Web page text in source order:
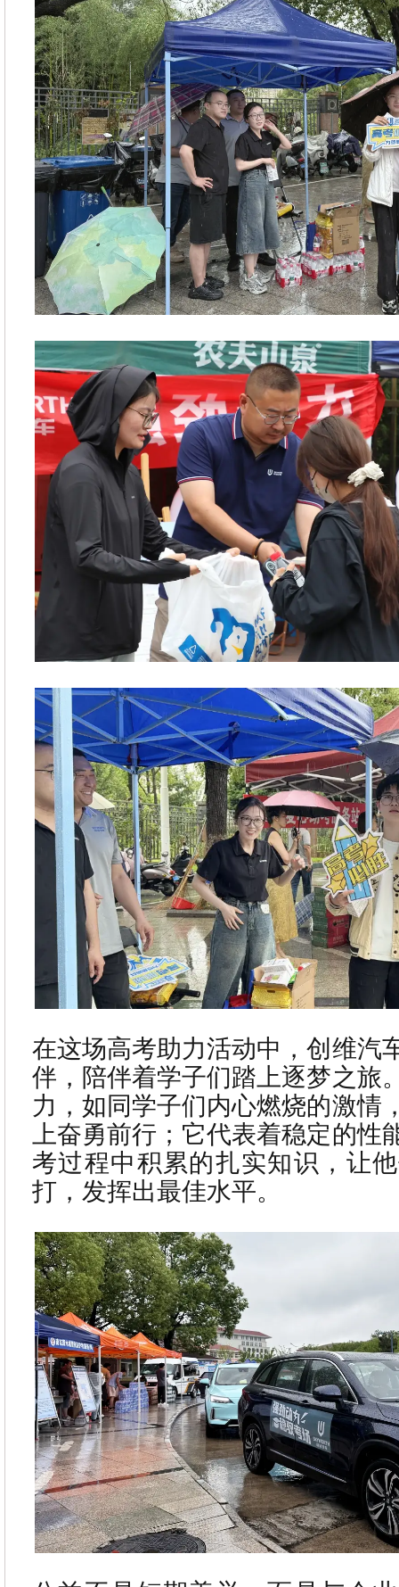
在这场高考助力活动中，创维汽
伴，陪伴着学子们踏上逐梦之旅
力，如同学子们内心燃烧的激情
上奋勇前行；它代表着稳定的性
考过程中积累的扎实知识，让
打，发挥出最佳水平。